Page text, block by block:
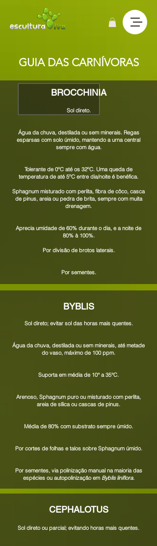
GUIA DAS CARNÍVORAS
BROCCHINIA
Sol direto.
Água da chuva, destilada ou sem minerais. Regas
esparsas com solo úmido, mantendo a urna central
sempre com água.
Tolerante de 0ºC até os 32ºC. Uma queda de
temperatura de até 5ºC entre dia/noite é benéfica.
Sphagnum misturado com perlita, fibra de côco, casca
de pinus, areia ou pedra de brita, sempre com muita
drenagem.
Aprecia umidade de 60% durante o dia, e a noite de
80% à 100%.
Por divisão de brotos laterais.
Por sementes.
BYBLIS
Sol direto; evitar sol das horas mais quentes.
Água da chuva, destilada ou sem minerais, até metade
do vaso, máximo de 100 ppm.
Suporta em média de 10° a 35°C.
Arenoso, Sphagnum puro ou misturado com perlita,
areia de sílica ou cascas de pinus.
Média de 80% com substrato sempre úmido.
Por cortes de folhas e talos sobre Sphagnum úmido.
Por sementes, via polinização manual na maioria das
espécies ou autopolinização em Byblis liniflora.
CEPHALOTUS
Sol direto ou parcial; evitando horas mais quentes.